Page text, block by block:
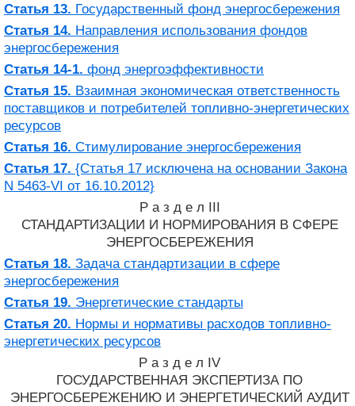
Статья 13. Государственный фонд энергосбережения
Статья 14. Направления использования фондов
энергосбережения
Статья 14-1. фонд энергоэффективности
Статья 15. Взаимная экономическая ответственность
поставщиков и потребителей топливно-энергетических
ресурсов
Статья 16. Стимулирование энергосбережения
Статья 17. {Статья 17 исключена на основании Закона
N 5463-VI от 16.10.2012}
Р а з д е л III
СТАНДАРТИЗАЦИИ И НОРМИРОВАНИЯ В СФЕРЕ
ЭНЕРГОСБЕРЕЖЕНИЯ
Статья 18. Задача стандартизации в сфере
энергосбережения
Статья 19. Энергетические стандарты
Статья 20. Нормы и нормативы расходов топливно-
энергетических ресурсов
Р а з д е л IV
ГОСУДАРСТВЕННАЯ ЭКСПЕРТИЗА ПО
ЭНЕРГОСБЕРЕЖЕНИЮ И ЭНЕРГЕТИЧЕСКИЙ АУДИТ